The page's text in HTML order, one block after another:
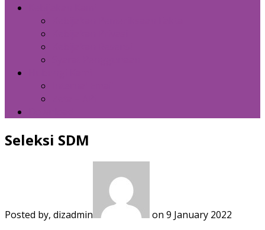
Seleksi SDM
Posted by, dizadmin
on 9 January 2022